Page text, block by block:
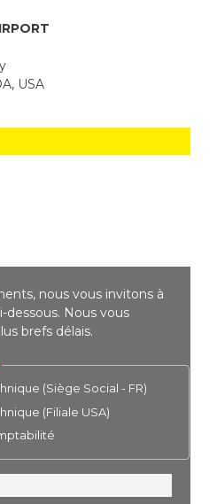
USA
nous vous invitons à
dessous. Nous vous
brefs délais.
(Siège Social - FR)
(Filiale USA)